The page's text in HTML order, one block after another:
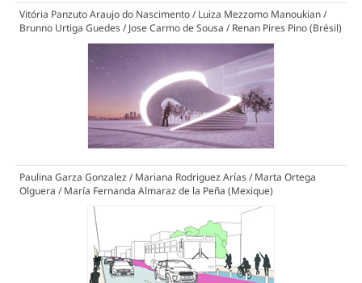
Vitória Panzuto Araujo do Nascimento / Luiza Mezzomo Manoukian /
Brunno Urtiga Guedes / Jose Carmo de Sousa / Renan Pires Pino (Brésil)
Paulina Garza Gonzalez / Mariana Rodriguez Arías / Marta Ortega
Olguera / María Fernanda Almaraz de la Peña (Mexique)